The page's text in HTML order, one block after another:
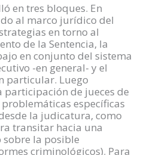
en tres bloques. En
al marco jurídico del
en torno al
de la Sentencia, la
en conjunto del sistema
-en general- y el
particular. Luego
participación de jueces de
específicas
la judicatura, como
transitar hacia una
la posible
criminológicos). Para